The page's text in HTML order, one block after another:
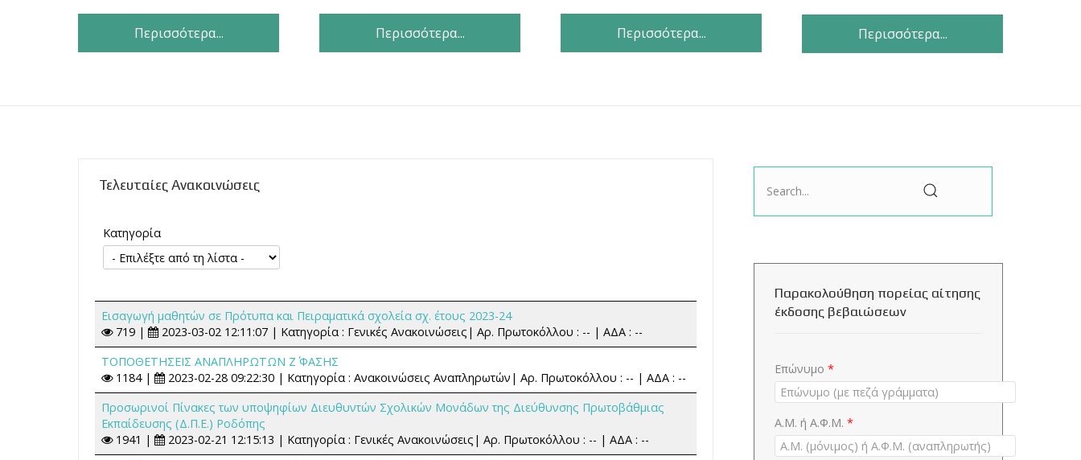
Περισσότερα... Περισσότερα... Περισσότερα... Περισσότερα...
Τελευταίες Ανακοινώσεις
Κατηγορία
Εισαγωγή μαθητών σε Πρότυπα και Πειραματικά σχολεία σχ. έτους 2023-24
719 |
2023-03-02 12:11:07 | Κατηγορία : Γενικές Ανακοινώσεις| Αρ. Πρωτοκόλλου : -- | ΑΔΑ : --
ΤΟΠΟΘΕΤΗΣΕΙΣ ΑΝΑΠΛΗΡΩΤΩΝ Ζ΄ ΦΑΣΗΣ
1184 |
2023-02-28 09:22:30 | Κατηγορία : Ανακοινώσεις Αναπληρωτών| Αρ. Πρωτοκόλλου : -- | ΑΔΑ : --
Προσωρινοί Πίνακες των υποψηφίων Διευθυντών Σχολικών Μονάδων της Διεύθυνσης Πρωτοβάθμιας
Εκπαίδευσης (Δ.Π.Ε.) Ροδόπης
1941 |
2023-02-21 12:15:13 | Κατηγορία : Γενικές Ανακοινώσεις| Αρ. Πρωτοκόλλου : -- | ΑΔΑ : --
Παρακολούθηση πορείας αίτησης
έκδοσης βεβαιώσεων
Επώνυμο *
Α.Μ. ή Α.Φ.Μ. *